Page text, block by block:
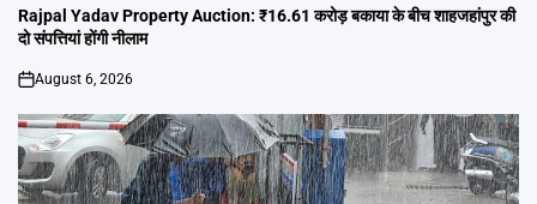
IN
Rajpal Yadav Property Auction: ₹16.61 करोड़ बकाया के बीच शाहजहांपुर की
दो संपत्तियां होंगी नीलाम
on
August 6, 2026